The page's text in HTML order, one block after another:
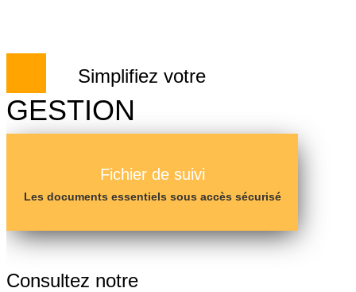
Simplifiez votre
GESTION
Fichier de suivi
Les documents essentiels sous accès sécurisé
Consultez notre